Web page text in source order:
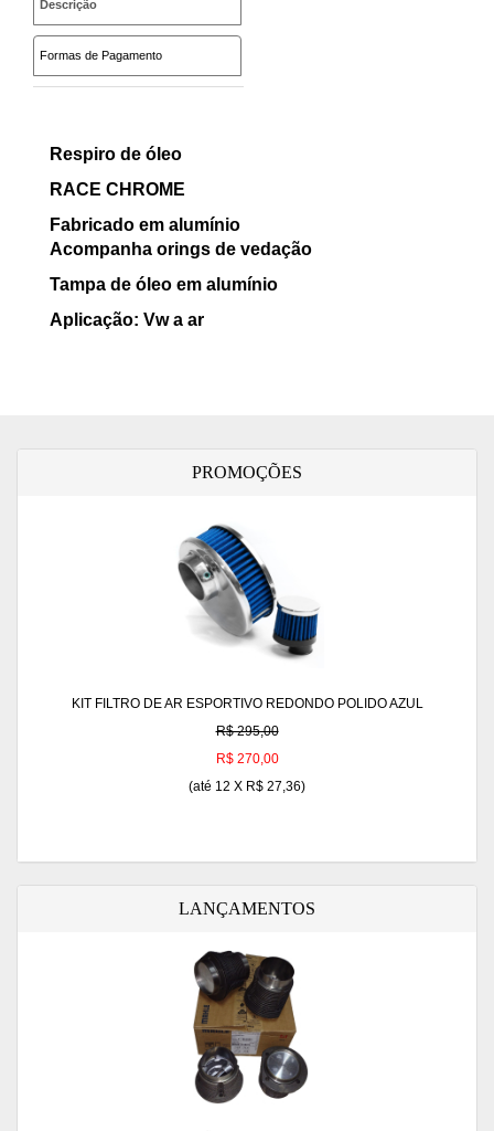
Descrição
Formas de Pagamento
Respiro de óleo
RACE CHROME
Fabricado em alumínio
Acompanha orings de vedação
Tampa de óleo em alumínio
Aplicação: Vw a ar
PROMOÇÕES
KIT FILTRO DE AR ESPORTIVO REDONDO POLIDO AZUL
R$ 295,00
R$ 270,00
(até 12 X R$ 27,36)
LANÇAMENTOS